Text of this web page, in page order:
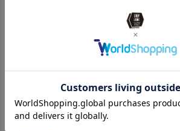
¥8,250（税込） ¥8,250（税込）